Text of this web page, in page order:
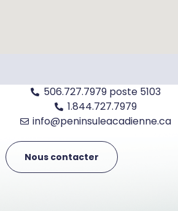
506.727.7979 poste 5103
1.844.727.7979
info@peninsuleacadienne.ca
Nous contacter